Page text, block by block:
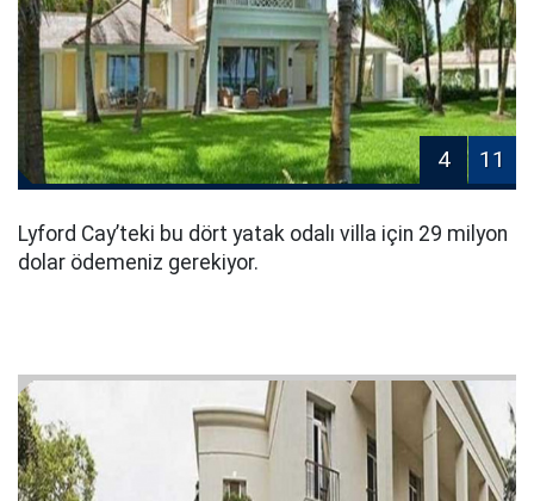
4 11
Lyford Cay’teki bu dört yatak odalı villa için 29 milyon
dolar ödemeniz gerekiyor.